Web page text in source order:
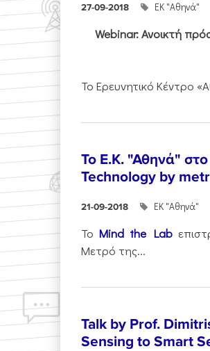
27-09-2018 ΕΚ "Αθηνά"
Webinar: Ανοικτή
Το Ερευνητικό Κέντρο
Το Ε.Κ. "Αθηνά"
Technology by
21-09-2018 ΕΚ "Αθηνά"
ΤοMind the Lab
Μετρό της...
Talk by Prof.
Sensing to Smart